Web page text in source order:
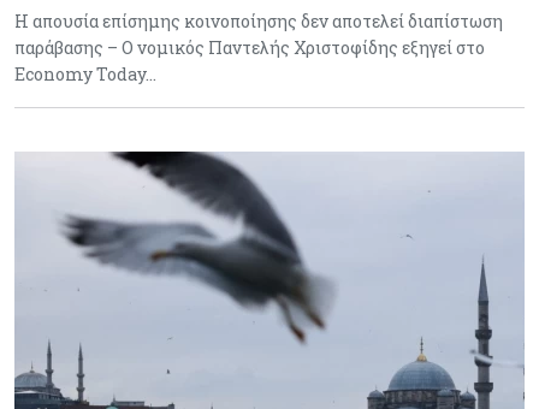
Η απουσία επίσημης κοινοποίησης δεν αποτελεί διαπίστωση
παράβασης – Ο νομικός Παντελής Χριστοφίδης εξηγεί στο
Economy Today…